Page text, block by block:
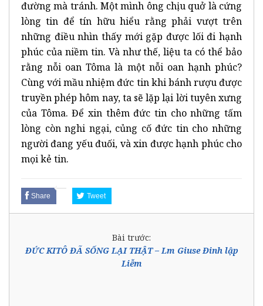
đường mà tránh. Một mình ông chịu quở là cứng
lòng tin để tín hữu hiểu rằng phải vượt trên
những điều nhìn thấy mới gặp được lối đi hạnh
phúc của niềm tin. Và như thế, liệu ta có thể bảo
rằng nỗi oan Tôma là một nỗi oan hạnh phúc?
Cùng với mầu nhiệm đức tin khi bánh rượu được
truyền phép hôm nay, ta sẽ lặp lại lời tuyên xưng
của Tôma. Để xin thêm đức tin cho những tấm
lòng còn nghi ngại, củng cố đức tin cho những
người đang yếu đuối, và xin được hạnh phúc cho
mọi kẻ tin.
Share Tweet
Bài trước:
ĐỨC KITÔ ĐÃ SỐNG LẠI THẬT – Lm Giuse Đinh lập
Liễm